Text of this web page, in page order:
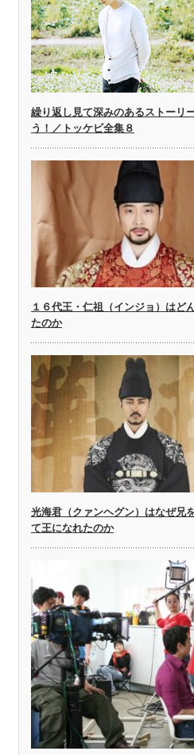
繰り返し見て深みのあるストーリ
う！／トッケビ全集８
１６代王・仁祖（インジョ）はど
たのか
光海君（クァンヘグン）はなぜ兄
て王になれたのか